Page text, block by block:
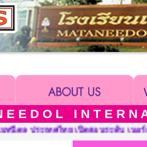
E E D O L I N T E R
ระถมศึกษาและมัธยมศึกษา :::